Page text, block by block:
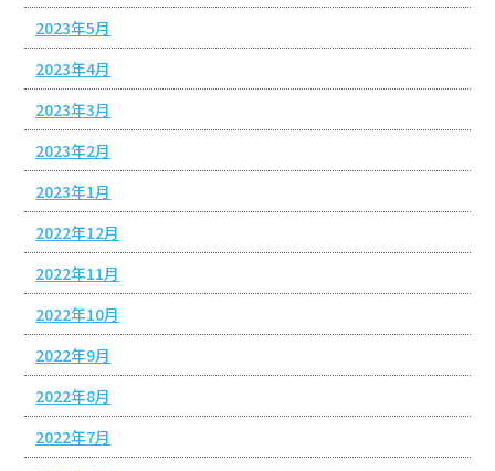
2023年5月
2023年4月
2023年3月
2023年2月
2023年1月
2022年12月
2022年11月
2022年10月
2022年9月
2022年8月
2022年7月